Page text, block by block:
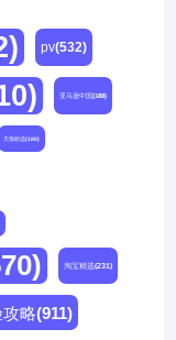
pv(532)
亚马逊中国(188)
天猫精选(180)
淘宝精选(231)
攻略(911)